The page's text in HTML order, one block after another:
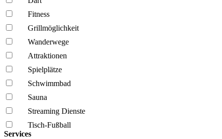
Fitness
Grillmöglich­keit
Wanderwege
Attraktionen
Spielplätze
Schwimmbad
Sauna
Streaming Dienste
Tisch-Fußball
Services